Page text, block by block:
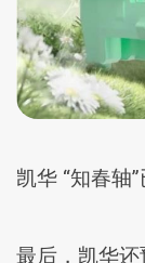
凯华 “知春轴
最后，凯华